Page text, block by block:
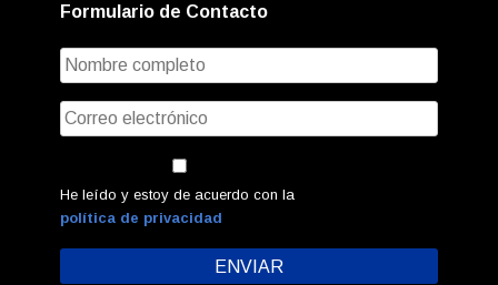
Formulario de Contacto
He leído y estoy de acuerdo con la
política de privacidad